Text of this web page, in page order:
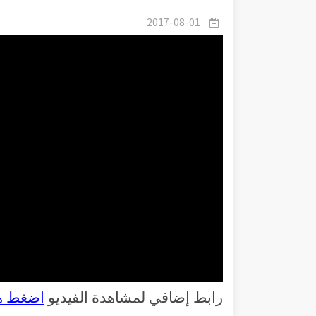
2017-08-01
رابط إضافي لمشاهدة الفيديو اضغط